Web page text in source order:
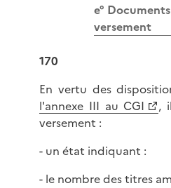
e°
versement
170
En vertu des
l'annexe III au CGI
,
versement :
- un état indiquant :
- le nombre des titres